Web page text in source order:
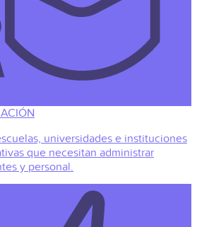
universidades e instituciones
que necesitan administrar
y personal.